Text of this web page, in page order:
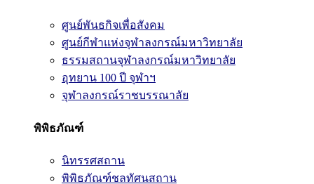
ศูนย์พันธกิจเพื่อสังคม
ศูนย์กีฬาแห่งจุฬาลงกรณ์มหาวิทยาลัย
ธรรมสถานจุฬาลงกรณ์มหาวิทยาลัย
อุทยาน 100 ปี จุฬาฯ
จุฬาลงกรณ์ราชบรรณาลัย
พิพิธภัณฑ์
นิทรรศสถาน
พิพิธภัณฑ์ชลทัศนสถาน